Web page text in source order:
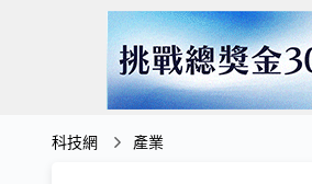
科技網 產業